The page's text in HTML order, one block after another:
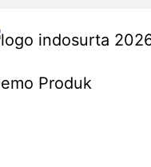
Produk